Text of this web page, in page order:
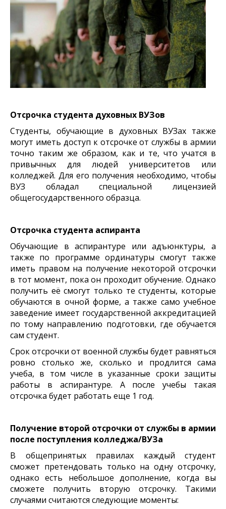
Отсрочка студента духовных ВУЗов
Студенты, обучающие в духовных ВУЗах также
могут иметь доступ к отсрочке от службы в армии
точно таким же образом, как и те, что учатся в
привычных для людей университетов или
колледжей. Для его получения необходимо, чтобы
ВУЗ обладал специальной лицензией
общегосударственного образца.
Отсрочка студента аспиранта
Обучающие в аспирантуре или адъюнктуры, а
также по программе ординатуры смогут также
иметь правом на получение некоторой отсрочки
в тот момент, пока он проходит обучение. Однако
получить её смогут только те студенты, которые
обучаются в очной форме, а также само учебное
заведение имеет государственной аккредитацией
по тому направлению подготовки, где обучается
сам студент.
Срок отсрочки от военной службы будет равняться
ровно столько же, сколько и продлится сама
учеба, в том числе в указанные сроки защиты
работы в аспирантуре. А после учебы такая
отсрочка будет работать еще 1 год.
Получение второй отсрочки от службы в армии
после поступления колледжа/ВУЗа
В общепринятых правилах каждый студент
сможет претендовать только на одну отсрочку,
однако есть небольшое дополнение, когда вы
сможете получить вторую отсрочку. Такими
случаями считаются следующие моменты: